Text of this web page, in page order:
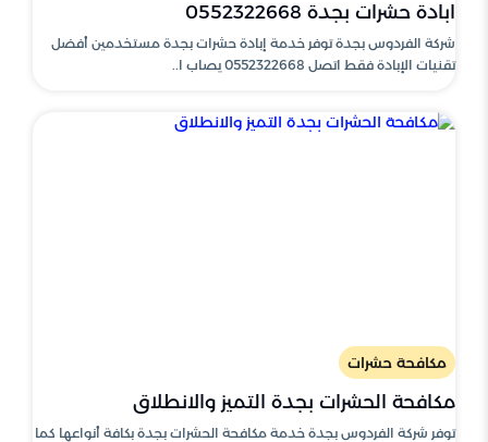
ابادة حشرات بجدة 0552322668
شركة الفردوس بجدة توفر خدمة إبادة حشرات بجدة مستخدمين أفضل
تقنيات الإبادة فقط اتصل 0552322668 يصاب ا..
مكافحة حشرات
مكافحة الحشرات بجدة التميز والانطلاق
توفر شركة الفردوس بجدة خدمة مكافحة الحشرات بجدة بكافة أنواعها كما